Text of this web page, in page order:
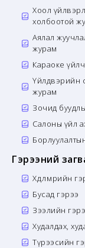
Хоол
холбоотой
Аялал
журам
Караоке
Үйлдвэрийн
журам
Зочид
Салоны үйл
Гэрээний
Хөдөлмөрийн
Бусад гэрээ
Зээлийн
Худалдах,
Түрээсийн